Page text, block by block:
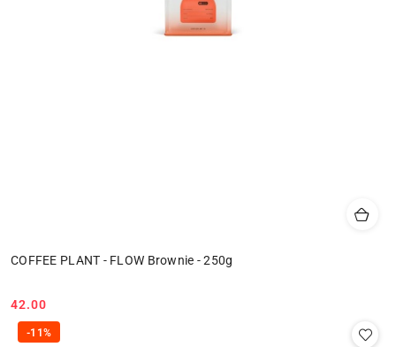
COFFEE PLANT - FLOW Brownie - 250g
Cena:
42.00
-11%